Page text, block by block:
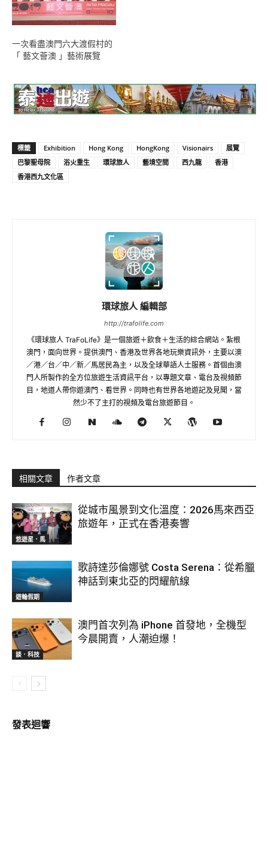
一次看盡澳門六大渡假村的
「 藝文薈澳 」藝術展覽
標籤 Exhibition Hong Kong HongKong Visionairs
展覽
巴黎聖母院
浴火重生 環球旅人 藝境空間 西九龍
香港
香港西九文化區
環球旅人 編輯部
http://trafolife.com
《環球旅人 TraFoLife》是一個旅遊＋飲食＋生活的綜合網站。紮根
澳門，面向世界。提供澳門、香港及世界各地玩樂資訊外，主要以澳
／港／台／中／新／馬居民為主，以及全球華語人士服務。首個由澳
門人所製作的全方位旅遊生活資訊平台，以專題文章、電台及視頻節
目，地道人帶你遊澳門、看世界。同時也有世界各地遊記及見聞，當
然少不了主打的視頻及電台旅遊節目。
相關文章 作者文章
悠遊星．馬
從城市風景到文化溫度：2026馬來西亞
旅遊年，正式在香港奏響
遊輪假期
歌詩達莎倫娜號 Costa Serena：從希臘
神話到東北亞的閃耀航線
談．科技
澳門首次列為 iPhone 首發地，全機型
今晨開賣，人潮迫爆！
發表迴響